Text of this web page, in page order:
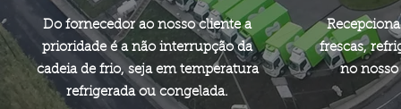
Do fornecedor ao nosso cliente a
prioridade é a não interrupção da
cadeia de frio, seja em temperatura
refrigerada ou congelada.
frescas,
no